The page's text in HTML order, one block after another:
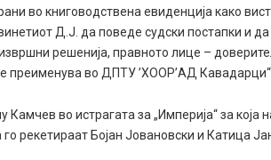
во книговодствена евиденција како
Д.Ј. да поведе судски постапки и
решенија, правното лице –
преименува во ДПТУ ’ХООР’АД Кавадарци“.
Камчев во истрагата за „Империја“ за која
го рекетираат Бојан Јовановски и Катица